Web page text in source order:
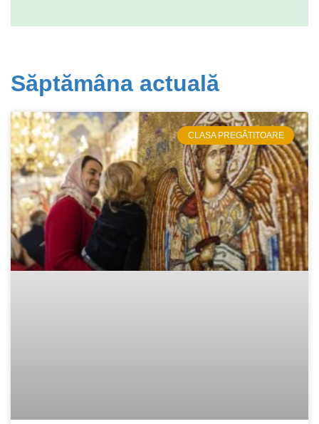
Săptămâna actuală
CLASA PREGĂTITOARE